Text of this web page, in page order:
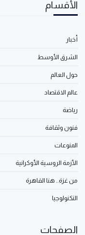
الأقسام
أخبار
الشرق الأوسط
حول العالم
عالم الاقتصاد
رياضة
فنون وثقافة
المنوعات
الأزمة الروسية الأوكرانية
من غزة.. هنا القاهرة
التكنولوجيا
الصفحات